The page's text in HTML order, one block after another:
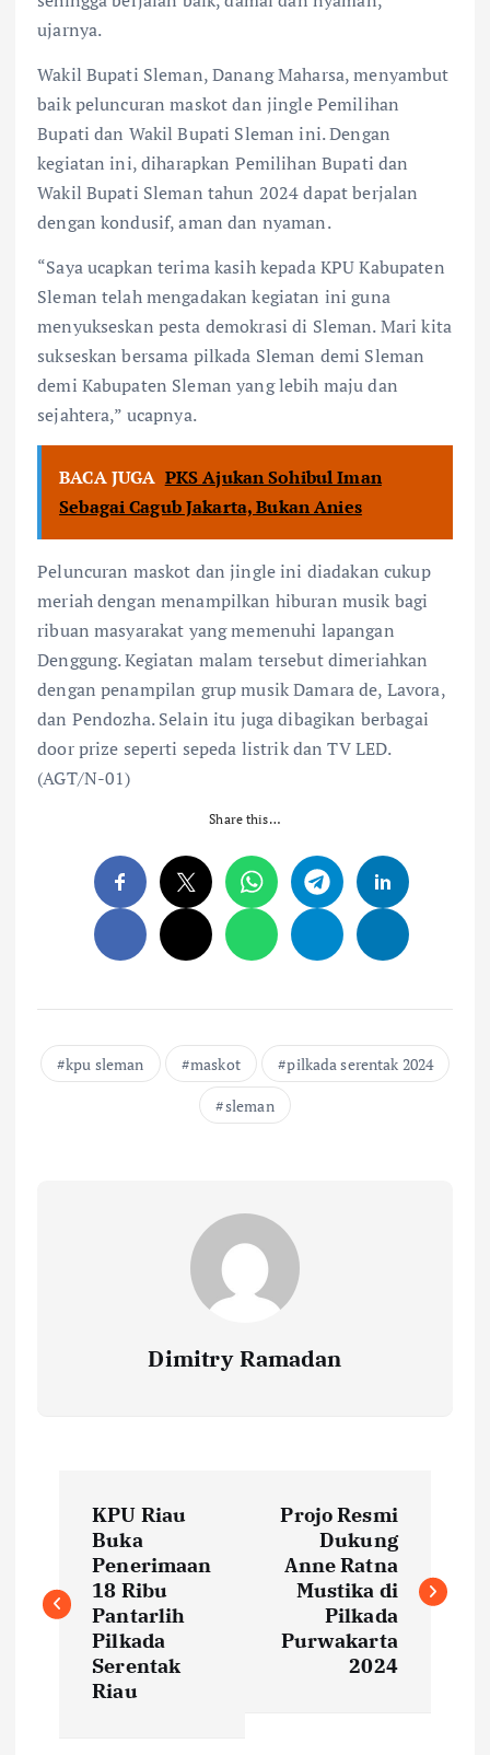
ujarnya.
Wakil Bupati Sleman, Danang Maharsa, menyambut
baik peluncuran maskot dan jingle Pemilihan
Bupati dan Wakil Bupati Sleman ini. Dengan
kegiatan ini, diharapkan Pemilihan Bupati dan
Wakil Bupati Sleman tahun 2024 dapat berjalan
dengan kondusif, aman dan nyaman.
“Saya ucapkan terima kasih kepada KPU Kabupaten
Sleman telah mengadakan kegiatan ini guna
menyukseskan pesta demokrasi di Sleman. Mari kita
sukseskan bersama pilkada Sleman demi Sleman
demi Kabupaten Sleman yang lebih maju dan
sejahtera,” ucapnya.
BACA JUGA PKS Ajukan Sohibul Iman
Sebagai Cagub Jakarta, Bukan Anies
Peluncuran maskot dan jingle ini diadakan cukup
meriah dengan menampilkan hiburan musik bagi
ribuan masyarakat yang memenuhi lapangan
Denggung. Kegiatan malam tersebut dimeriahkan
dengan penampilan grup musik Damara de, Lavora,
dan Pendozha. Selain itu juga dibagikan berbagai
door prize seperti sepeda listrik dan TV LED.
(AGT/N-01)
Share this…
kpu sleman maskot
pilkada serentak 2024
sleman
Dimitry Ramadan
s
KPU Riau
Buka
Penerimaan
18 Ribu
Pantarlih
Pilkada
Serentak
Riau
Projo Resmi
Dukung
Anne Ratna
Mustika di
Pilkada
Purwakarta
2024